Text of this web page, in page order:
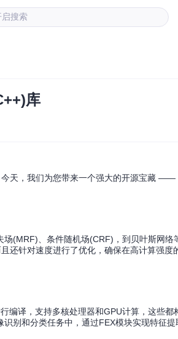
搜索
库
今天，我们为您带来一个强大的开源宝藏 ——
(MRF)、条件随机场(CRF)，到贝叶斯网络
还针对速度进行了优化，确保在高计算强度
编译，支持多核处理器和GPU计算，这些都
别和分类任务中，通过FEX模块实现特征